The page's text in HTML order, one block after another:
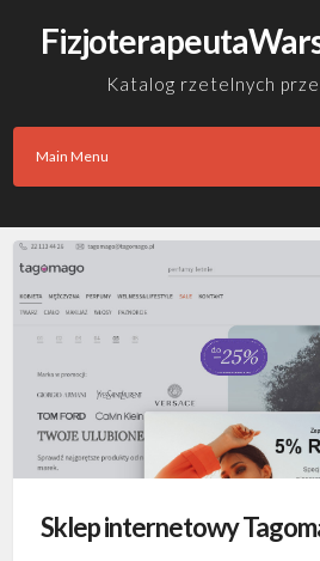
Katalog rzetelnych
Main Menu
Sklep internetowy